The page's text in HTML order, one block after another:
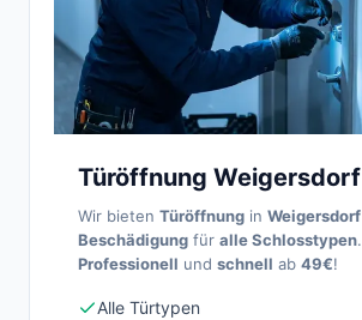
Türöffnung Weigersdorf
Wir bieten Türöffnung in Weigersdorf
Beschädigung für alle Schlosstypen.
Professionell und schnell ab 49€!
Alle Türtypen